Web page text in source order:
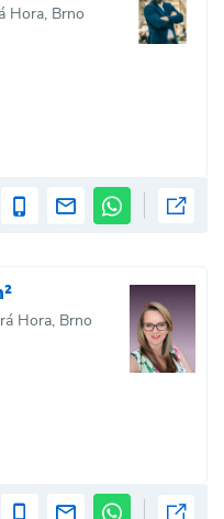
Hora, Brno
Hora, Brno